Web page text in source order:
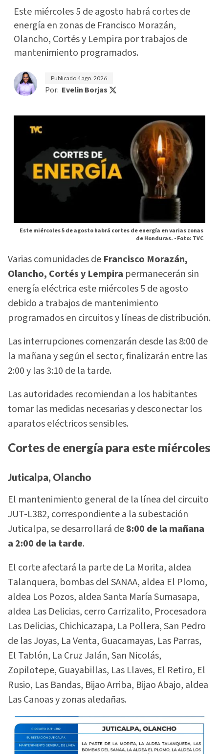
Este miércoles 5 de agosto habrá cortes de
energía en zonas de Francisco Morazán,
Olancho, Cortés y Lempira por trabajos de
mantenimiento programados.
Publicado4 ago. 2026
Por: Evelin Borjas
Este miércoles 5 de agosto habrá cortes de energía en varias zonas
de Honduras. -Foto: TVC
Varias comunidades de Francisco Morazán,
Olancho, Cortés y Lempira permanecerán sin
energía eléctrica este miércoles 5 de agosto
debido a trabajos de mantenimiento
programados en circuitos y líneas de distribución.
Las interrupciones comenzarán desde las 8:00 de
la mañana y según el sector, finalizarán entre las
2:00 y las 3:10 de la tarde.
Las autoridades recomiendan a los habitantes
tomar las medidas necesarias y desconectar los
aparatos eléctricos sensibles.
Cortes de energía para este miércoles
Juticalpa, Olancho
El mantenimiento general de la línea del circuito
JUT-L382, correspondiente a la subestación
Juticalpa, se desarrollará de8:00 de la mañana
a 2:00 de la tarde.
El corte afectará la parte de La Morita, aldea
Talanquera, bombas del SANAA, aldea El Plomo,
aldea Los Pozos, aldea Santa María Sumasapa,
aldea Las Delicias, cerro Carrizalito, Procesadora
Las Delicias, Chichicazapa, La Pollera, San Pedro
de las Joyas, La Venta, Guacamayas, Las Parras,
El Tablón, La Cruz Jalán, San Nicolás,
Zopilotepe, Guayabillas, Las Llaves, El Retiro, El
Rusio, Las Bandas, Bijao Arriba, Bijao Abajo, aldea
Las Canoas y zonas aledañas.